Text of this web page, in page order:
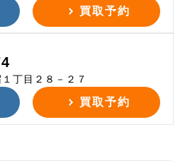
買取予約
丁目２８－２７
買取予約